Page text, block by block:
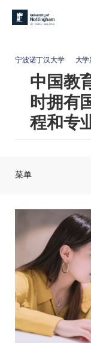
宁波诺丁汉大学 大学
中国教
时拥有
程和专
菜单